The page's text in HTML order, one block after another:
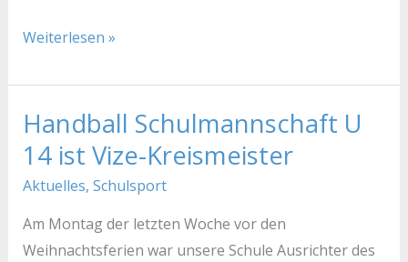
Weiterlesen »
Handball Schulmannschaft U
14 ist Vize-Kreismeister
Aktuelles, Schulsport
Am Montag der letzten Woche vor den
Weihnachtsferien war unsere Schule Ausrichter des
Handball
Schulmannschaft
ist
Vize-
Handball
Schulmannschaft
ist
Vize-